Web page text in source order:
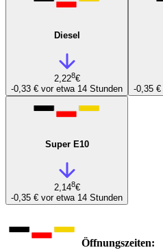
Diesel
2,228€
-0,33 € vor etwa 14 Stunden
-0,35 €
Super E10
2,148€
-0,35 € vor etwa 14 Stunden
Öffnungszeiten: